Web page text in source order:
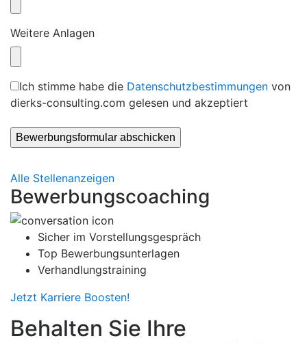
Weitere Anlagen
Ich stimme habe die Datenschutzbestimmungen von
dierks-consulting.com gelesen und akzeptiert
Alle Stellenanzeigen
Bewerbungscoaching
Sicher im Vorstellungsgespräch
Top Bewerbungsunterlagen
Verhandlungstraining
Jetzt Karriere Boosten!
Behalten Sie Ihre